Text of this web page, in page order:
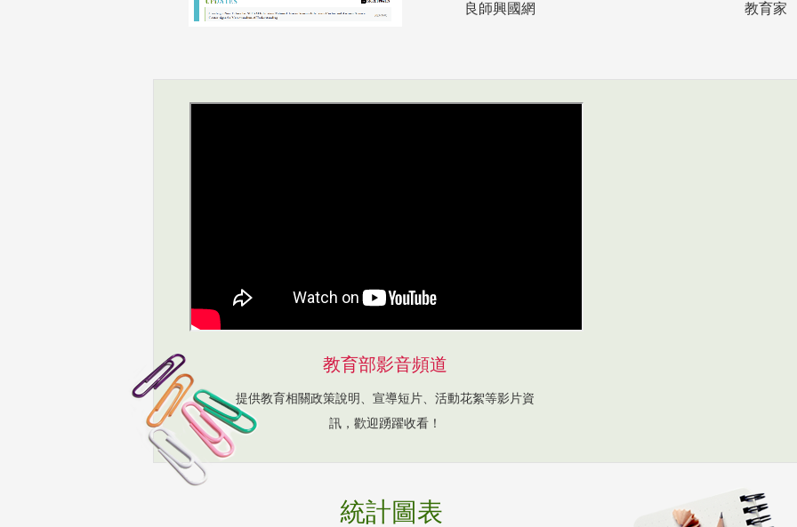
良師興國網 教育家
教育部影音頻道
提供教育相關政策說明、宣導短片、活動花絮等影片資
訊，歡迎踴躍收看！
統計圖表